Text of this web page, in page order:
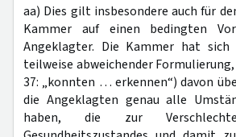
aa) Dies gilt insbesondere auch für
Kammer auf einen bedingten
Angeklagter. Die Kammer hat
teilweise abweichender Formulierung,
37: „konnten … erkennen“) davon
die Angeklagten genau alle
haben, die zur